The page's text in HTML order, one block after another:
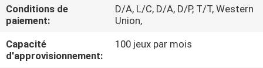
CONTRÔLE
DE
QUALITÉ
Conditions de
paiement:
D/A, L/C, D/A, D/P, T/T, Western
Union,
Capacité
d'approvisionnement:
100 jeux par mois